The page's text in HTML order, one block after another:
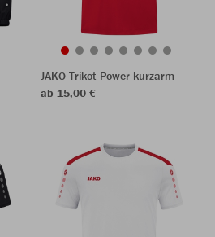
JAKO Trikot Power kurzarm
ab 15,00 €